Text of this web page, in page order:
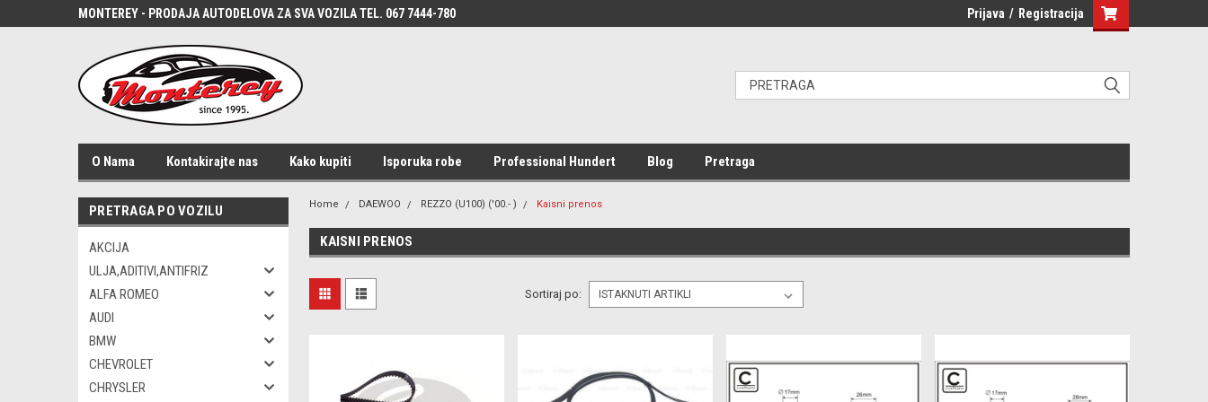
MONTEREY - PRODAJA AUTODELOVA ZA SVA VOZILA TEL. 067 7444-780 Prijava / Registracija
O Nama Kontakirajte nas Kako kupiti Isporuka robe Professional Hundert Blog Pretraga
PRETRAGA PO VOZILU
AKCIJA
ULJA,ADITIVI,ANTIFRIZ
ALFA ROMEO
AUDI
BMW
CHEVROLET
CHRYSLER
Home DAEWOO REZZO (U100) ('00.- ) Kaisni prenos
KAISNI PRENOS
Sortiraj po: